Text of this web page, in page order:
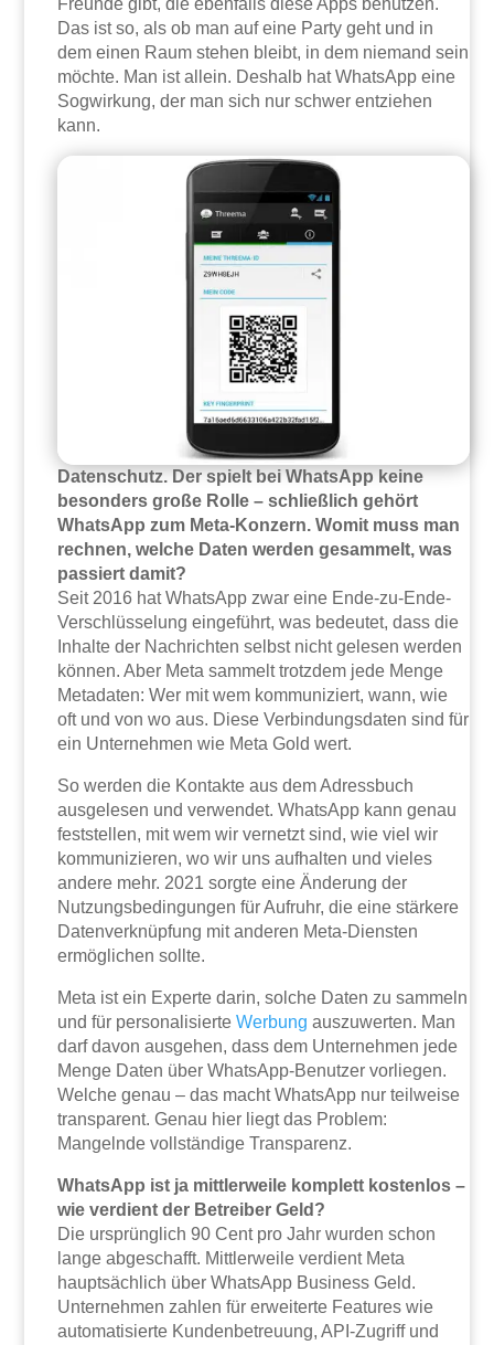
Freunde gibt, die ebenfalls diese Apps benutzen.
Das ist so, als ob man auf eine Party geht und in
dem einen Raum stehen bleibt, in dem niemand sein
möchte. Man ist allein. Deshalb hat WhatsApp eine
Sogwirkung, der man sich nur schwer entziehen
kann.
Datenschutz. Der spielt bei WhatsApp keine
besonders große Rolle – schließlich gehört
WhatsApp zum Meta-Konzern. Womit muss man
rechnen, welche Daten werden gesammelt, was
passiert damit?
Seit 2016 hat WhatsApp zwar eine Ende-zu-Ende-
Verschlüsselung eingeführt, was bedeutet, dass die
Inhalte der Nachrichten selbst nicht gelesen werden
können. Aber Meta sammelt trotzdem jede Menge
Metadaten: Wer mit wem kommuniziert, wann, wie
oft und von wo aus. Diese Verbindungsdaten sind für
ein Unternehmen wie Meta Gold wert.
So werden die Kontakte aus dem Adressbuch
ausgelesen und verwendet. WhatsApp kann genau
feststellen, mit wem wir vernetzt sind, wie viel wir
kommunizieren, wo wir uns aufhalten und vieles
andere mehr. 2021 sorgte eine Änderung der
Nutzungsbedingungen für Aufruhr, die eine stärkere
Datenverknüpfung mit anderen Meta-Diensten
ermöglichen sollte.
Meta ist ein Experte darin, solche Daten zu sammeln
und für personalisierteWerbung auszuwerten. Man
darf davon ausgehen, dass dem Unternehmen jede
Menge Daten über WhatsApp-Benutzer vorliegen.
Welche genau – das macht WhatsApp nur teilweise
transparent. Genau hier liegt das Problem:
Mangelnde vollständige Transparenz.
WhatsApp ist ja mittlerweile komplett kostenlos –
wie verdient der Betreiber Geld?
Die ursprünglich 90 Cent pro Jahr wurden schon
lange abgeschafft. Mittlerweile verdient Meta
hauptsächlich über WhatsApp Business Geld.
Unternehmen zahlen für erweiterte Features wie
automatisierte Kundenbetreuung, API-Zugriff und